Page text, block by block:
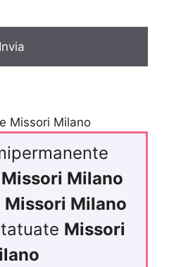
Missori Milano
Missori Milano
Missori